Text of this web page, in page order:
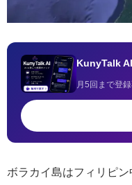
KunyTalk
月5回まで登
ボラカイ島はフィリピ